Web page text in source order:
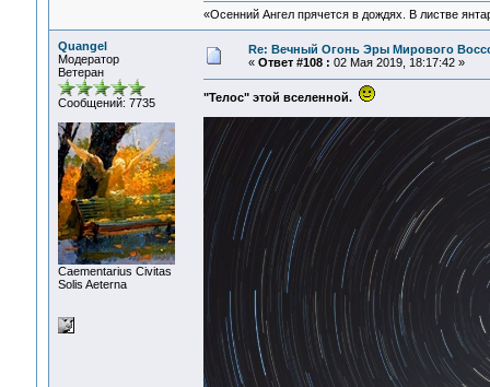
«Осенний Ангел прячется в дождях. В листве
Quangel
Модератор
Ветеран
Сообщений: 7735
Сaementarius Civitas
Solis Aeterna
Re: Вечный Огонь Эры Мирового
« Ответ #108 : 02 Мая 2019, 18:17:42 »
"Телос" этой вселенной.